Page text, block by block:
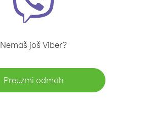
Nemaš još Viber?
Preuzmi odmah